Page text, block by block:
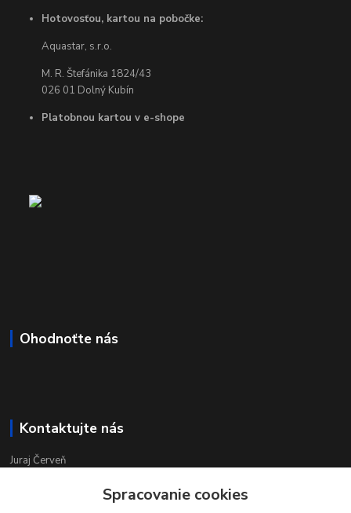
Hotovosťou, kartou na pobočke:
Aquastar, s.r.o.
M. R. Štefánika 1824/43
026 01 Dolný Kubín
Platobnou kartou v e-shope
Ohodnoťte nás
Kontaktujte nás
Juraj Červeň
pondelok-piatok 8:00 - 16:00Spracovanie cookies